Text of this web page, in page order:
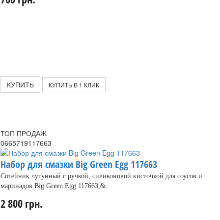
КУПИТЬ КУПИТЬ В 1 КЛИК
ТОП ПРОДАЖ
0665719117663
Набор для смазки Big Green Egg 117663
Сотейник чугунный с ручкой, силиконовой кисточкой для соусов и
маринадов Big Green Egg 117663,&..
2 800 грн.